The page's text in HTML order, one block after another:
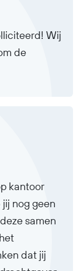
Wij
de
kantoor
nog geen
samen
dat jij